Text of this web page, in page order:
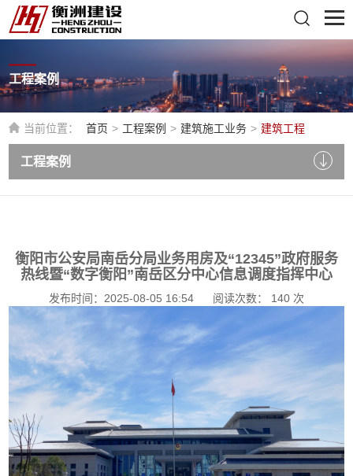
工程案例
当前位置： 首页 > 工程案例 > 建筑施工业务 > 建筑工程
工程案例
衡阳市公安局南岳分局业务用房及“12345”政府服务
热线暨“数字衡阳”南岳区分中心信息调度指挥中心
发布时间：2025-08-05 16:54 阅读次数： 140 次